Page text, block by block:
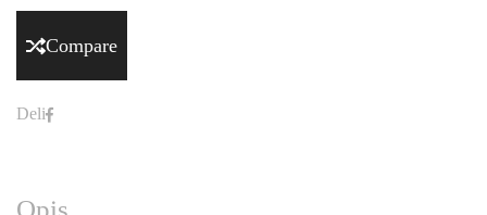
Compare
Deli
Opis